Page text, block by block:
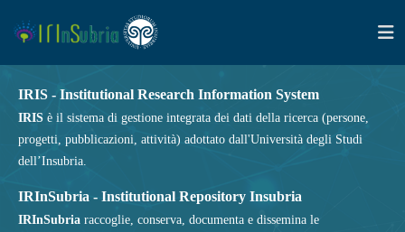
IRIS - Institutional Research Information System
IRIS è il sistema di gestione integrata dei dati della ricerca (persone,
progetti, pubblicazioni, attività) adottato dall'Università degli Studi
dell’Insubria.
IRInSubria - Institutional Repository Insubria
IRInSubria raccoglie, conserva, documenta e dissemina le